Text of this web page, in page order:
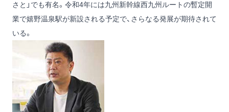
さと」でも有名。令和4年には九州新幹線西九州ルートの暫定開
業で嬉野温泉駅が新設される予定で、さらなる発展が期待されて
いる。